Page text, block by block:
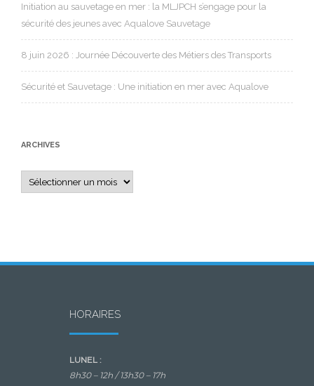
Initiation au sauvetage en mer : la MLJPCH s’engage pour la
sécurité des jeunes avec Aqualove Sauvetage
8 juin 2026 : Journée Découverte des Métiers des Transports
Sécurité et Sauvetage : Une initiation en mer avec Aqualove
ARCHIVES
Archives
HORAIRES
LUNEL :
8h30 – 12h /13h30 – 17h